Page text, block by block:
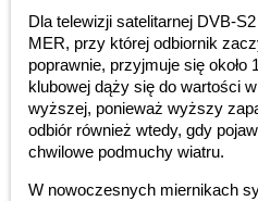
Dla telewizji satelitarnej DVB-
MER, przy której odbiornik
poprawnie, przyjmuje się
klubowej dąży się do wartości
wyższej, ponieważ wyższy
odbiór również wtedy, gdy
chwilowe podmuchy wiatru.
W nowoczesnych miernikach